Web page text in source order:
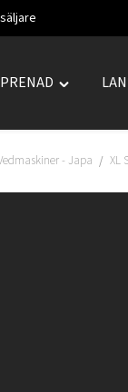
Toggle
- Japa / XL